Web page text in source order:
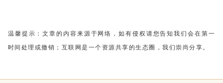
温馨提示：文章的内容来源于网络，如有侵权请您告知我们会在第一
时间处理或撤销；互联网是一个资源共享的生态圈，我们崇尚分享。